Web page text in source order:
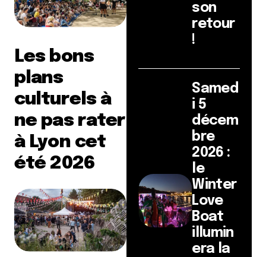
Les bons
plans
culturels à
ne pas rater
à Lyon cet
été 2026
son
retour
!
Samed
i 5
décem
bre
2026 :
le
Winter
Love
Boat
illumin
era la